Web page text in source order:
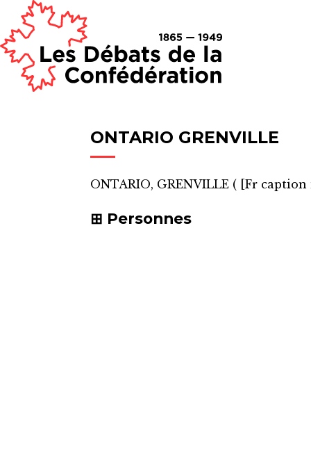
ONTARIO GRENVILLE
ONTARIO, GRENVILLE ( [Fr
Personnes